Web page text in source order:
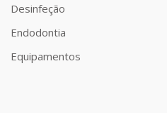
Desinfeção
Endodontia
Equipamentos